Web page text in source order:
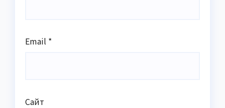
Email *
Сайт